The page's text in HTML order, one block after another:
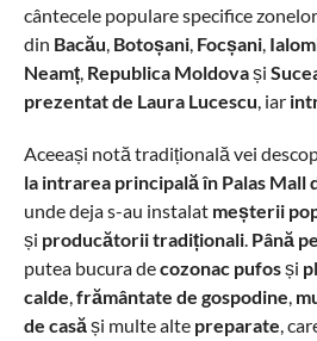
cântecele populare specifice zonelor
din Bacău,Botoșani,Focșani,
Neamț,Republica Moldovași
prezentat de Laura Lucescu, iar
Aceeași notă tradițională vei
la intrarea principală în Palas Mall
unde deja s-au instalat meșterii
și producătorii tradiționali. Până
putea bucura decozonac pufosși
calde,frământate de gospodine,
de casăși multe alte preparate,